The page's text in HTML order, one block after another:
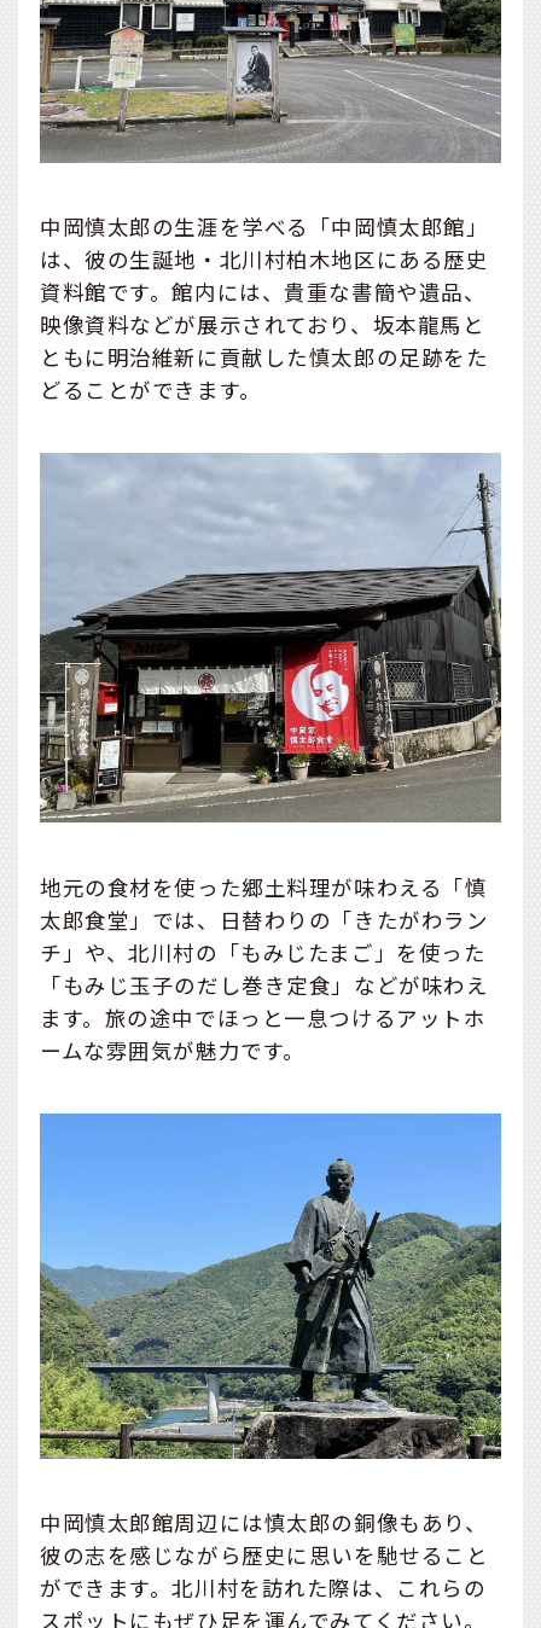
中岡慎太郎の生涯を学べる「中岡慎太郎館」
は、彼の生誕地・北川村柏木地区にある歴史
資料館です。館内には、貴重な書簡や遺品、
映像資料などが展示されており、坂本龍馬と
ともに明治維新に貢献した慎太郎の足跡をた
どることができます。
地元の食材を使った郷土料理が味わえる「慎
太郎食堂」では、日替わりの「きたがわラン
チ」や、北川村の「もみじたまご」を使った
「もみじ玉子のだし巻き定食」などが味わえ
ます。旅の途中でほっと一息つけるアットホ
ームな雰囲気が魅力です。
中岡慎太郎館周辺には慎太郎の銅像もあり、
彼の志を感じながら歴史に思いを馳せること
ができます。北川村を訪れた際は、これらの
スポットにもぜひ足を運んでみてください。